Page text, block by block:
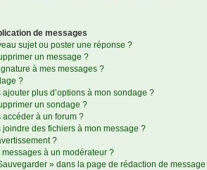
de messages
sujet ou poster une réponse ?
un message ?
à mes messages ?
?
plus d’options à mon sondage ?
un sondage ?
à un forum ?
des fichiers à mon message ?
?
à un modérateur ?
» dans la page de rédaction de message